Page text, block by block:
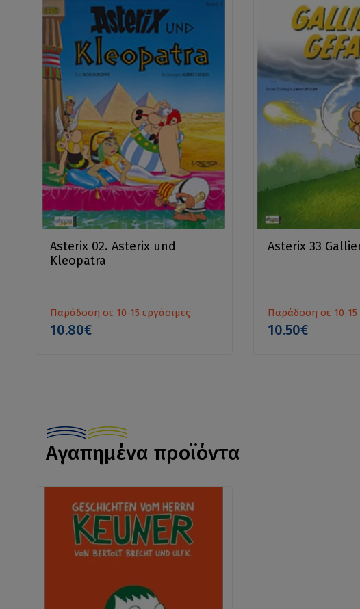
Asterix 02. Asterix und
Kleopatra
Παράδοση σε 10-15 εργάσιμες
10.80€
Asterix 33
Παράδοση σε 10-15
10.50€
Αγαπημένα προϊόντα